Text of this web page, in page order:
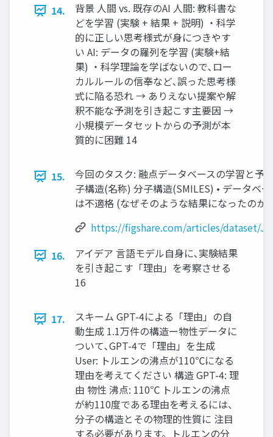
14.
背景 人間 vs. 既存のAI 人間: 教科書な
どを学習 (実験 + 結果 + 説明) ・科学
的に正しい思考様式が身につきやす
い AI: データの羅列を学習 (実験+結
果) ・科学理論を学ばないので､ロー
カルルールの信奉など､誤った思考様
式に陥る恐れ → ありえない提案や解
釈不能な予測を引き起こす主要因 →
小規模データセットからの予測が本
質的に困難 14
15.
今回のタスク: 融点データベースの学習と
子構造(名称) 分子構造(SMILES) • データベ
は不適格 (なぜそのような結果になったのか
https://figshare.com/articles/dataset/
16.
アイデア 言語モデル自身に､実験結果
を引き起こす「理由」を考察させる
16
17.
スキーム GPT-4による「理由」の自
動生成 1.1万件の構造ー物性データに
ついて､GPT-4で「理由」を生成
User: トルエンの沸点が110℃になる
理由を考えてください 構造 GPT-4: 理
由 物性 沸点: 110℃ トルエンの沸点
が約110度である理由を考えるには、
分子の構造とその物理的性質に 注目
する必要があります。トルエンの分